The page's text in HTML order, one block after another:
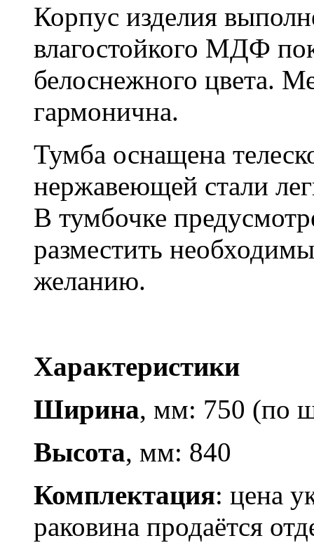
Корпус изделия
влагостойкого МДФ
белоснежного цвета.
гармонична.
Тумба оснащена
нержавеющей стали
В тумбочке
разместить
желанию.
Характеристики
Ширина, мм: 750 (по
Высота, мм: 840
Комплектация: цена
раковина продаётся